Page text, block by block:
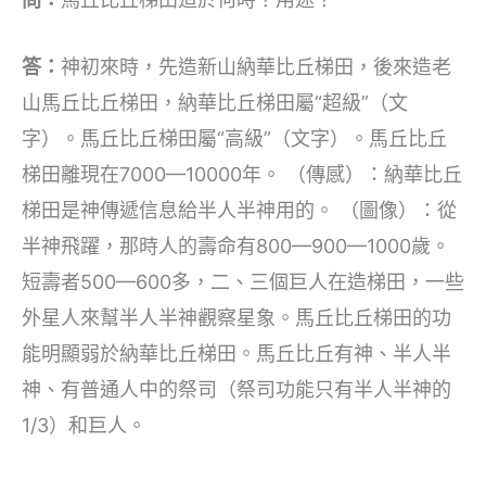
答： 神初來時，先造新山納華比丘梯田，後來造老
山馬丘比丘梯田，納華比丘梯田屬“超級”（文
字）。馬丘比丘梯田屬“高級”（文字）。馬丘比丘
梯田離現在7000—10000年。 （傳感）：納華比丘
梯田是神傳遞信息給半人半神用的。 （圖像）：從
半神飛躍，那時人的壽命有800—900—1000歲。
短壽者500—600多，二、三個巨人在造梯田，一些
外星人來幫半人半神觀察星象。馬丘比丘梯田的功
能明顯弱於納華比丘梯田。馬丘比丘有神、半人半
神、有普通人中的祭司（祭司功能只有半人半神的
1/3）和巨人。